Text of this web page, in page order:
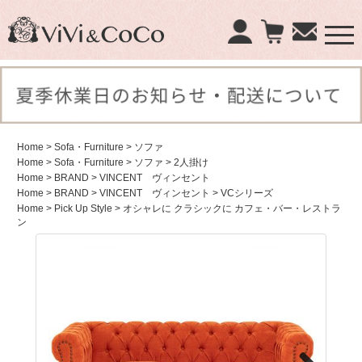
Home > Sofa・Furniture > ソファ
Home > Sofa・Furniture > ソファ > 2人掛け
Home > BRAND > VINCENT ヴィンセント
Home > BRAND > VINCENT ヴィンセント > VCシリーズ
Home > Pick Up Style > オシャレに クラシックに カフェ・バー・レストラ
ン
×
商品検索：